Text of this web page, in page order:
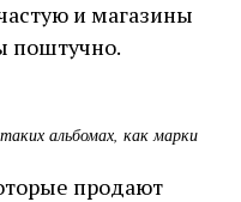
и магазины
поштучно.
альбомах, как марки
продают